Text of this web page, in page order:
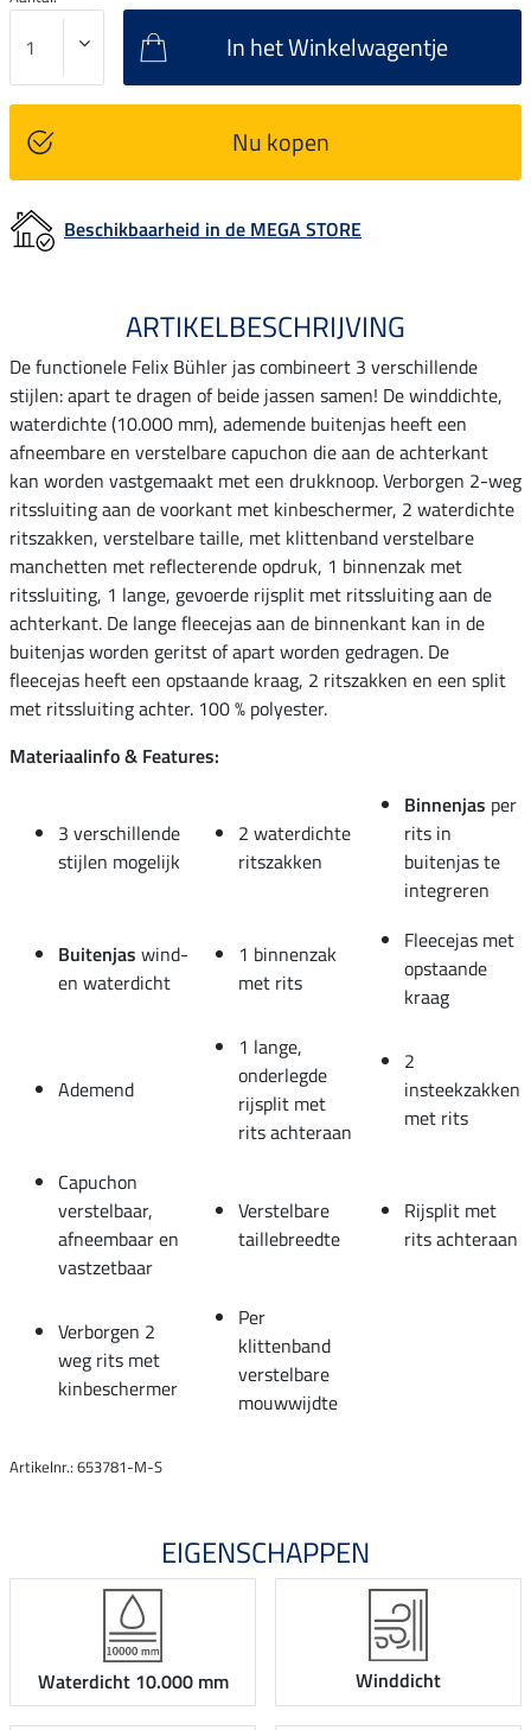
In het Winkelwagentje
Nu kopen
Beschikbaarheid in de MEGA STORE
ARTIKELBESCHRIJVING
De functionele Felix Bühler jas combineert 3 verschillende
stijlen: apart te dragen of beide jassen samen! De winddichte,
waterdichte (10.000 mm), ademende buitenjas heeft een
afneembare en verstelbare capuchon die aan de achterkant
kan worden vastgemaakt met een drukknoop. Verborgen 2-weg
ritssluiting aan de voorkant met kinbeschermer, 2 waterdichte
ritszakken, verstelbare taille, met klittenband verstelbare
manchetten met reflecterende opdruk, 1 binnenzak met
ritssluiting, 1 lange, gevoerde rijsplit met ritssluiting aan de
achterkant. De lange fleecejas aan de binnenkant kan in de
buitenjas worden geritst of apart worden gedragen. De
fleecejas heeft een opstaande kraag, 2 ritszakken en een split
met ritssluiting achter. 100 % polyester.
Materiaalinfo & Features:
3 verschillende
stijlen mogelijk
2 waterdichte
ritszakken
Binnenjas per
rits in
buitenjas te
integreren
Buitenjas wind-
en waterdicht
1 binnenzak
met rits
Fleecejas met
opstaande
kraag
Ademend
1 lange,
onderlegde
rijsplit met
rits achteraan
2
insteekzakken
met rits
Capuchon
verstelbaar,
afneembaar en
vastzetbaar
Verstelbare
taillebreedte
Rijsplit met
rits achteraan
Verborgen 2
weg rits met
kinbeschermer
Per
klittenband
verstelbare
mouwwijdte
Artikelnr.: 653781-M-S
EIGENSCHAPPEN
Waterdicht 10.000 mm Winddicht